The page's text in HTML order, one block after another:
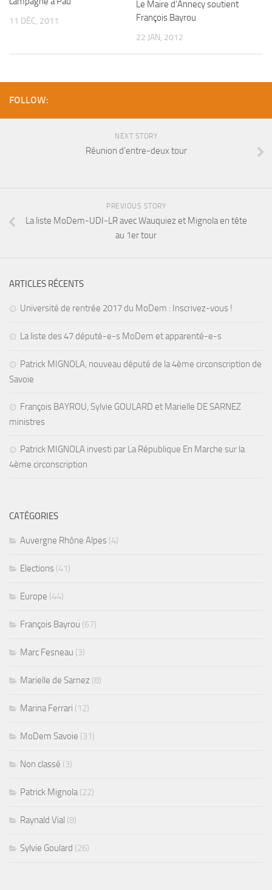
11 DÉC, 2011
Le Maire d’Annecy soutient
François Bayrou
22 JAN, 2012
FOLLOW:
NEXT STORY
Réunion d’entre-deux tour
PREVIOUS STORY
La liste MoDem-UDI-LR avec Wauquiez et Mignola en tête
au 1er tour
ARTICLES RÉCENTS
Université de rentrée 2017 du MoDem : Inscrivez-vous !
La liste des 47 député-e-s MoDem et apparenté-e-s
Patrick MIGNOLA, nouveau député de la 4ème circonscription de
Savoie
François BAYROU, Sylvie GOULARD et Marielle DE SARNEZ
ministres
Patrick MIGNOLA investi par La République En Marche sur la
4ème circonscription
CATÉGORIES
Auvergne Rhône Alpes (4)
Elections (41)
Europe (44)
François Bayrou (67)
Marc Fesneau (3)
Marielle de Sarnez (8)
Marina Ferrari (12)
MoDem Savoie (31)
Non classé (3)
Patrick Mignola(22)
Raynald Vial (8)
Sylvie Goulard (26)